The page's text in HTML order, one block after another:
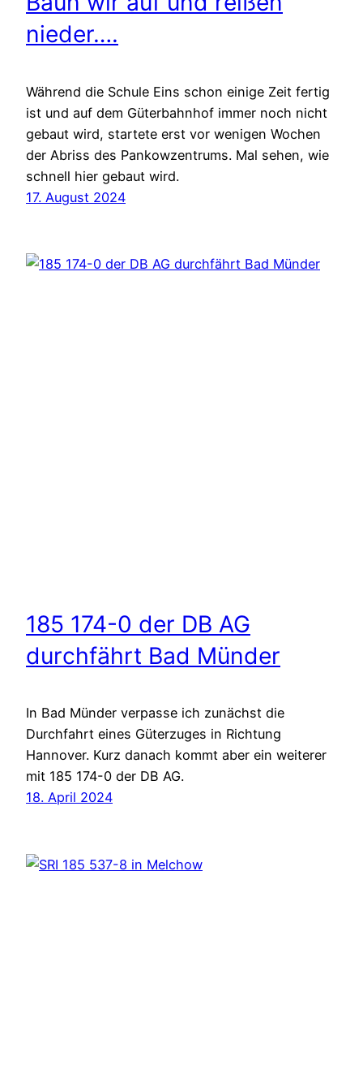
nieder….
Während die Schule Eins schon einige Zeit fertig
ist und auf dem Güterbahnhof immer noch nicht
gebaut wird, startete erst vor wenigen Wochen
der Abriss des Pankowzentrums. Mal sehen, wie
schnell hier gebaut wird.
17. August 2024
185 174-0 der DB AG
durchfährt Bad Münder
In Bad Münder verpasse ich zunächst die
Durchfahrt eines Güterzuges in Richtung
Hannover. Kurz danach kommt aber ein weiterer
mit 185 174-0 der DB AG.
18. April 2024